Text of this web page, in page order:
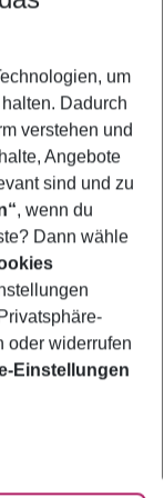
um
Dadurch
verstehen und
Angebote
sind und zu
, wenn du
Dann wähle
oder widerrufen
Einstellungen